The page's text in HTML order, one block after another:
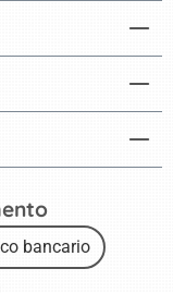
bancario